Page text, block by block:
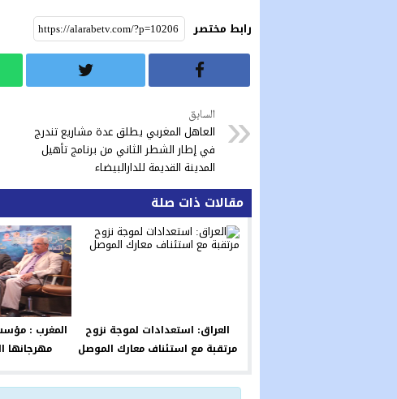
رابط مختصر
السابق
العاهل المغربي يطلق عدة مشاريع تندرج
في إطار الشطر الثاني من برنامج تأهيل
المدينة القديمة للدارالبيضاء
مقالات ذات صلة
العراق: استعدادات لموجة نزوح
مرتقبة مع استئناف معارك الموصل
المغرب :
مهرجانها